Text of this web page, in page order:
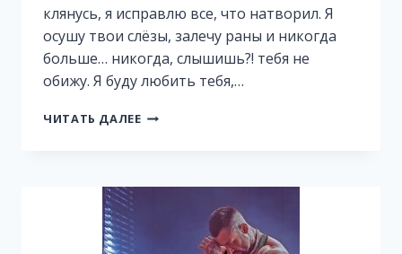
клянусь, я исправлю все, что натворил. Я
осушу твои слёзы, залечу раны и никогда
больше… никогда, слышишь?! тебя не
обижу. Я буду любить тебя,…
ЧИТАТЬ ДАЛЕЕ КОГДА